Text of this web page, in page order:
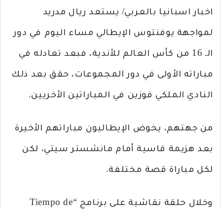
اخبار اسبانيا بالعربي/ يستعد ريال مدريد
لمواجهة يوفنتوس الإيطالي مساء اليوم في دور
الـ 16 من كأس العالم للأندية، فبعد تعادله في
مباراته الأولى في دور المجموعات، حقق بعد ذلك
النادي الملكي فوزين في المباراتين الأخريين.
من جهتهم، يخوض الإيطاليون مباراتهم الأخيرة
بعد هزيمة قاسية أمام مانشستر سيتي، لكن
لكل مباراة قصة مختلفة.
وخلال حلقة نقاشية على برنامج “Tiempo de